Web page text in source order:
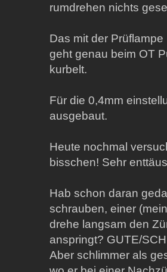
rumdrehen nichts
Das mit der
geht genau beim OT
kurbelt.
Für die 0,4mm
ausgebaut.
Heute nochmal
bisschen! Sehr
Hab schon daran
schrauben, einer
drehe langsam den
anspringt? GUTE/
Aber schlimmer als